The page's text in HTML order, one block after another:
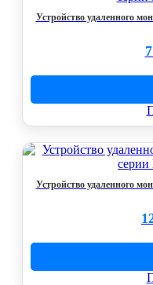
Устройство удаленного
Устройство удаленного